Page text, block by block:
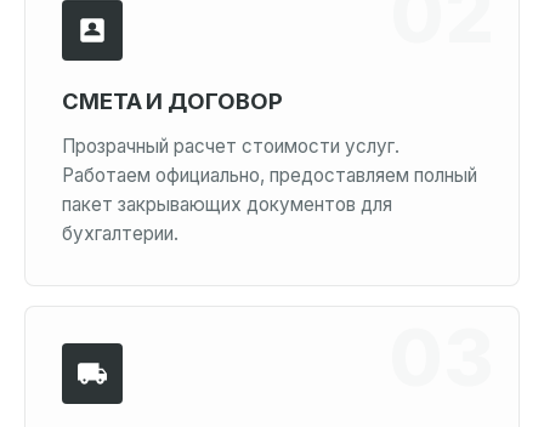
СМЕТА И ДОГОВОР
Прозрачный расчет стоимости услуг.
Работаем официально, предоставляем полный
пакет закрывающих документов для
бухгалтерии.